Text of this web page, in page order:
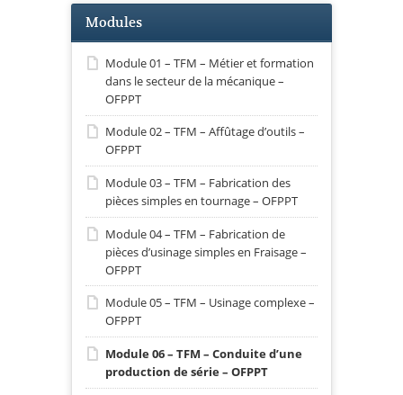
Modules
Module 01 – TFM – Métier et formation
dans le secteur de la mécanique –
OFPPT
Module 02 – TFM – Affûtage d’outils –
OFPPT
Module 03 – TFM – Fabrication des
pièces simples en tournage – OFPPT
Module 04 – TFM – Fabrication de
pièces d’usinage simples en Fraisage –
OFPPT
Module 05 – TFM – Usinage complexe –
OFPPT
Module 06 – TFM – Conduite d’une
production de série – OFPPT